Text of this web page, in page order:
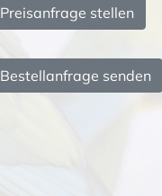
Preisanfrage stellen
Bestellanfrage senden